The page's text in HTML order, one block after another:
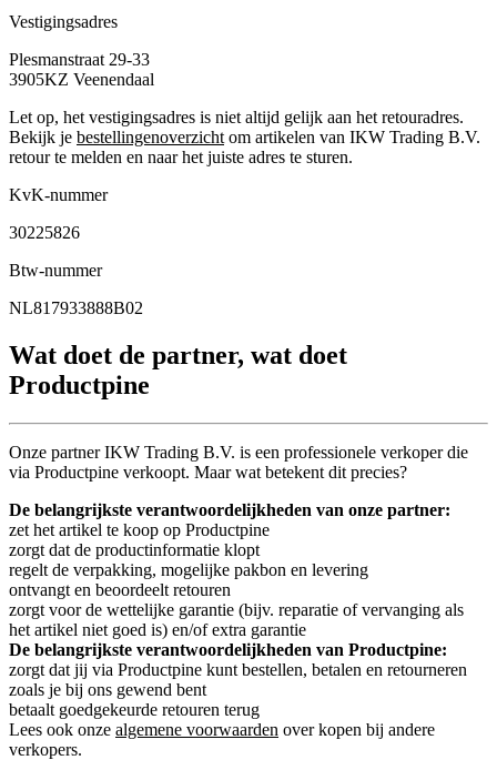
Vestigingsadres
Plesmanstraat 29-33
3905KZ Veenendaal
Let op, het vestigingsadres is niet altijd gelijk aan het retouradres.
Bekijk je bestellingenoverzicht om artikelen van IKW Trading B.V.
retour te melden en naar het juiste adres te sturen.
KvK-nummer
30225826
Btw-nummer
NL817933888B02
Wat doet de partner, wat doet
Productpine
Onze partner IKW Trading B.V. is een professionele verkoper die
via Productpine verkoopt. Maar wat betekent dit precies?
De belangrijkste verantwoordelijkheden van onze partner:
zet het artikel te koop op Productpine
zorgt dat de productinformatie klopt
regelt de verpakking, mogelijke pakbon en levering
ontvangt en beoordeelt retouren
zorgt voor de wettelijke garantie (bijv. reparatie of vervanging als
het artikel niet goed is) en/of extra garantie
De belangrijkste verantwoordelijkheden van Productpine:
zorgt dat jij via Productpine kunt bestellen, betalen en retourneren
zoals je bij ons gewend bent
betaalt goedgekeurde retouren terug
Lees ook onze algemene voorwaarden over kopen bij andere
verkopers.